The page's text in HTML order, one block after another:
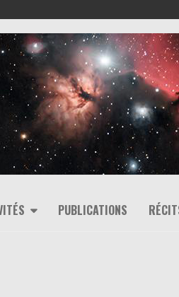
PUBLICATIONS